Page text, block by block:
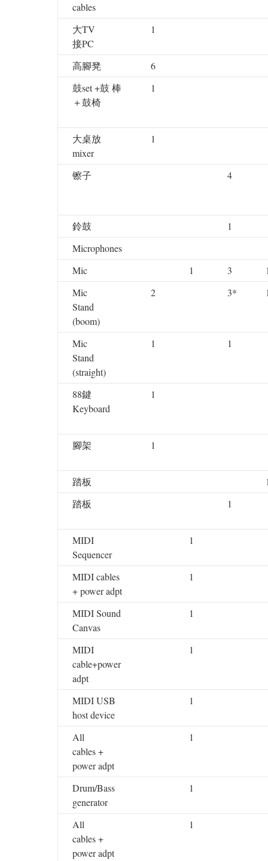
cables
大TV
接PC
1
高腳凳
6
鼓set +鼓 棒
＋鼓椅
1
大桌放
mixer
1
镲子 4
鈴鼓
1
Microphones
Mic
1 3
Mic
Stand
(boom)
2 3*
Mic
Stand
(straight)
1 1
88鍵
Keyboard
1
腳架 1
踏板
踏板
1
MIDI
Sequencer
1
MIDI cables
+ power adpt
1
MIDI Sound
Canvas
1
MIDI
cable+power
adpt
1
MIDI USB
host device
1
All
cables +
power adpt
1
Drum/Bass
generator
1
All
cables +
power adpt
1